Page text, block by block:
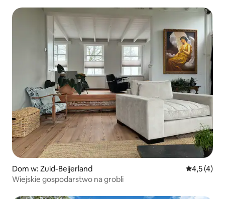
Dom w: Zuid-Beijerland Średnia
4,5 (4)
Wiejskie gospodarstwo na grobli